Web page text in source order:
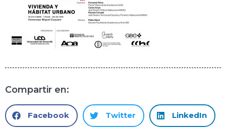
Compartir en:
Facebook Twitter LinkedIn